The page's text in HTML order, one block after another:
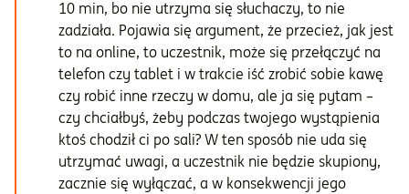
10 min, bo nie utrzyma się słuchaczy, to nie
zadziała. Pojawia się argument, że przecież, jak jest
to na online, to uczestnik, może się przełączyć na
telefon czy tablet i w trakcie iść zrobić sobie kawę
czy robić inne rzeczy w domu, ale ja się pytam –
czy chciałbyś, żeby podczas twojego wystąpienia
ktoś chodził ci po sali? W ten sposób nie uda się
utrzymać uwagi, a uczestnik nie będzie skupiony,
zacznie się wyłączać, a w konsekwencji jego